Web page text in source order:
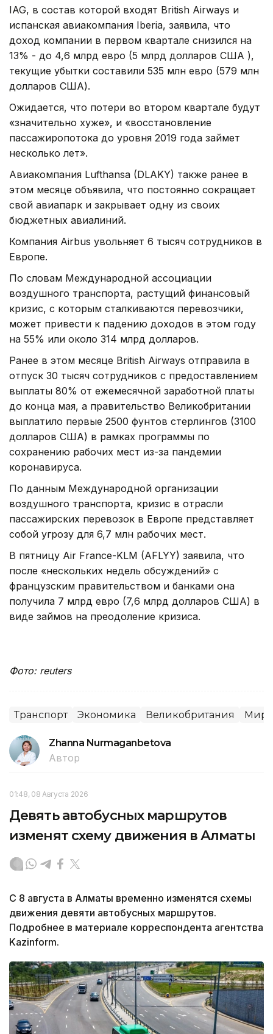
IAG, в состав которой входят British Airways и
испанская авиакомпания Iberia, заявила, что
доход компании в первом квартале снизился на
13% - до 4,6 млрд евро (5 млрд долларов США ),
текущие убытки составили 535 млн евро (579 млн
долларов США).
Ожидается, что потери во втором квартале будут
«значительно хуже», и «восстановление
пассажиропотока до уровня 2019 года займет
несколько лет».
Авиакомпания Lufthansa (DLAKY) также ранее в
этом месяце объявила, что постоянно сокращает
свой авиапарк и закрывает одну из своих
бюджетных авиалиний.
Компания Airbus увольняет 6 тысяч сотрудников в
Европе.
По словам Международной ассоциации
воздушного транспорта, растущий финансовый
кризис, с которым сталкиваются перевозчики,
может привести к падению доходов в этом году
на 55% или около 314 млрд долларов.
Ранее в этом месяце British Airways отправила в
отпуск 30 тысяч сотрудников с предоставлением
выплаты 80% от ежемесячной заработной платы
до конца мая, а правительство Великобритании
выплатило первые 2500 фунтов стерлингов (3100
долларов США) в рамках программы по
сохранению рабочих мест из-за пандемии
коронавируса.
По данным Международной организации
воздушного транспорта, кризис в отрасли
пассажирских перевозок в Европе представляет
собой угрозу для 6,7 млн рабочих мест.
В пятницу Air France-KLM (AFLYY) заявила, что
после «нескольких недель обсуждений» с
французским правительством и банками она
получила 7 млрд евро (7,6 млрд долларов США) в
виде займов на преодоление кризиса.
Фото: reuters
Транспорт Экономика Великобритания
Zhanna Nurmaganbetova
Автор
01:48, 08 Августа 2026
Девять автобусных маршрутов
изменят схему движения в Алматы
С 8 августа в Алматы временно изменятся схемы
движения девяти автобусных маршрутов.
Подробнее в материале корреспондента агентства
Kazinform.